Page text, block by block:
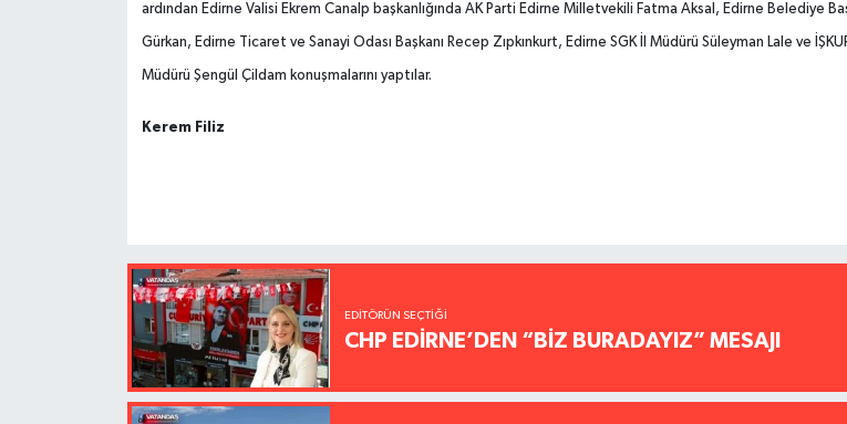
ardından Edirne Valisi Ekrem Canalp başkanlığında AK Parti Edirne Milletvekili Fatma Aksal, Edirne Belediye
Gürkan, Edirne Ticaret ve Sanayi Odası Başkanı Recep Zıpkınkurt, Edirne SGK İl Müdürü Süleyman Lale ve
Müdürü Şengül Çildam konuşmalarını yaptılar.
Kerem Filiz
EDITÖRÜN SEÇTIĞI
CHP EDİRNE’DEN “BİZ BURADAYIZ” MESAJI